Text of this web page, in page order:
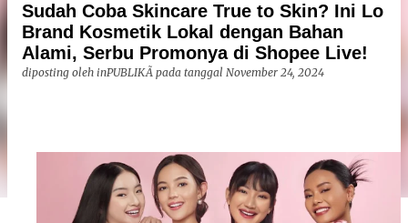
Sudah Coba Skincare True to Skin? Ini Lo
Brand Kosmetik Lokal dengan Bahan
Alami, Serbu Promonya di Shopee Live!
diposting oleh inPUBLIKÃ pada tanggal November 24, 2024